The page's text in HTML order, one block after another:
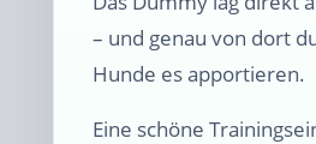
– und genau von dort
Hunde es apportieren.
Eine schöne